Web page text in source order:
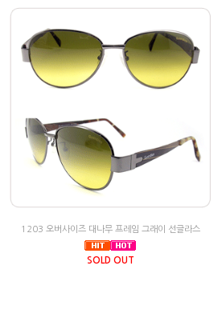
1203 오버사이즈 대나무 프레임 그래이 선글라스
SOLD OUT